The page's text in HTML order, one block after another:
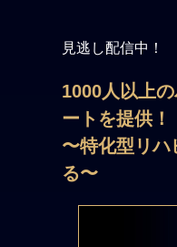
見逃し配信中！
1000人以上
ートを提供！
〜特化型リ
る〜